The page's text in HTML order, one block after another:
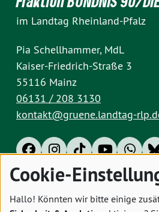
im Landtag Rheinland-Pfalz
Pia Schellhammer, MdL
Kaiser-Friedrich-Straße 3
55116 Mainz
06131 / 208 3130
kontakt@gruene.landtag-
Impressum Datenschutz
Cookie-
Hallo! Könnten wir bitte einige